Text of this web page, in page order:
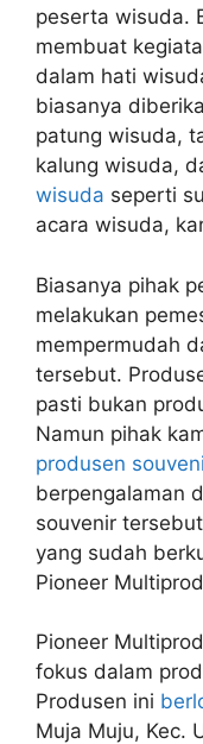
peserta wisuda.
membuat
dalam hati
biasanya
patung wisuda,
kalung wisuda,
wisuda seperti
acara wisuda,
Biasanya pihak
melakukan
mempermudah
tersebut.
pasti bukan
Namun pihak
produsen
berpengalaman
souvenir
yang sudah
Pioneer
Pioneer
fokus dalam
Produsen ini
Muja Muju, Kec.